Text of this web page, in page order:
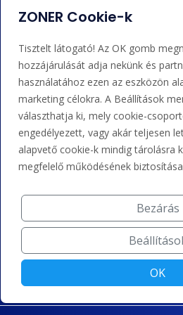
Adminisztráció
Bejelentkezés
Támogatás
+36 202 343 883
admin@zoner.hu
Elfogadunk kártyás fizetést,
átutalást és kreditet.
ZONER Cookie-k
Tisztelt látogató! Az OK gomb
hozzájárulását adja nekünk és
használatához ezen az eszközön
marketing célokra. A Beállítások
választhatja ki, mely cookie-
engedélyezett, vagy akár teljesen
alapvető cookie-k mindig tárolásra
megfelelő működésének
Bezárás
OK